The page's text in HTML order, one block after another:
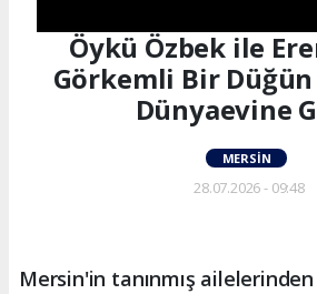
Öykü Özbek ile
Görkemli Bir
Dünyaevine
MERSIN
28.07.2026 - 09:48
Mersin'in tanınmış